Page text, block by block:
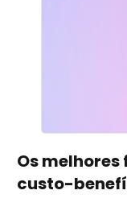
Os melhores
custo-